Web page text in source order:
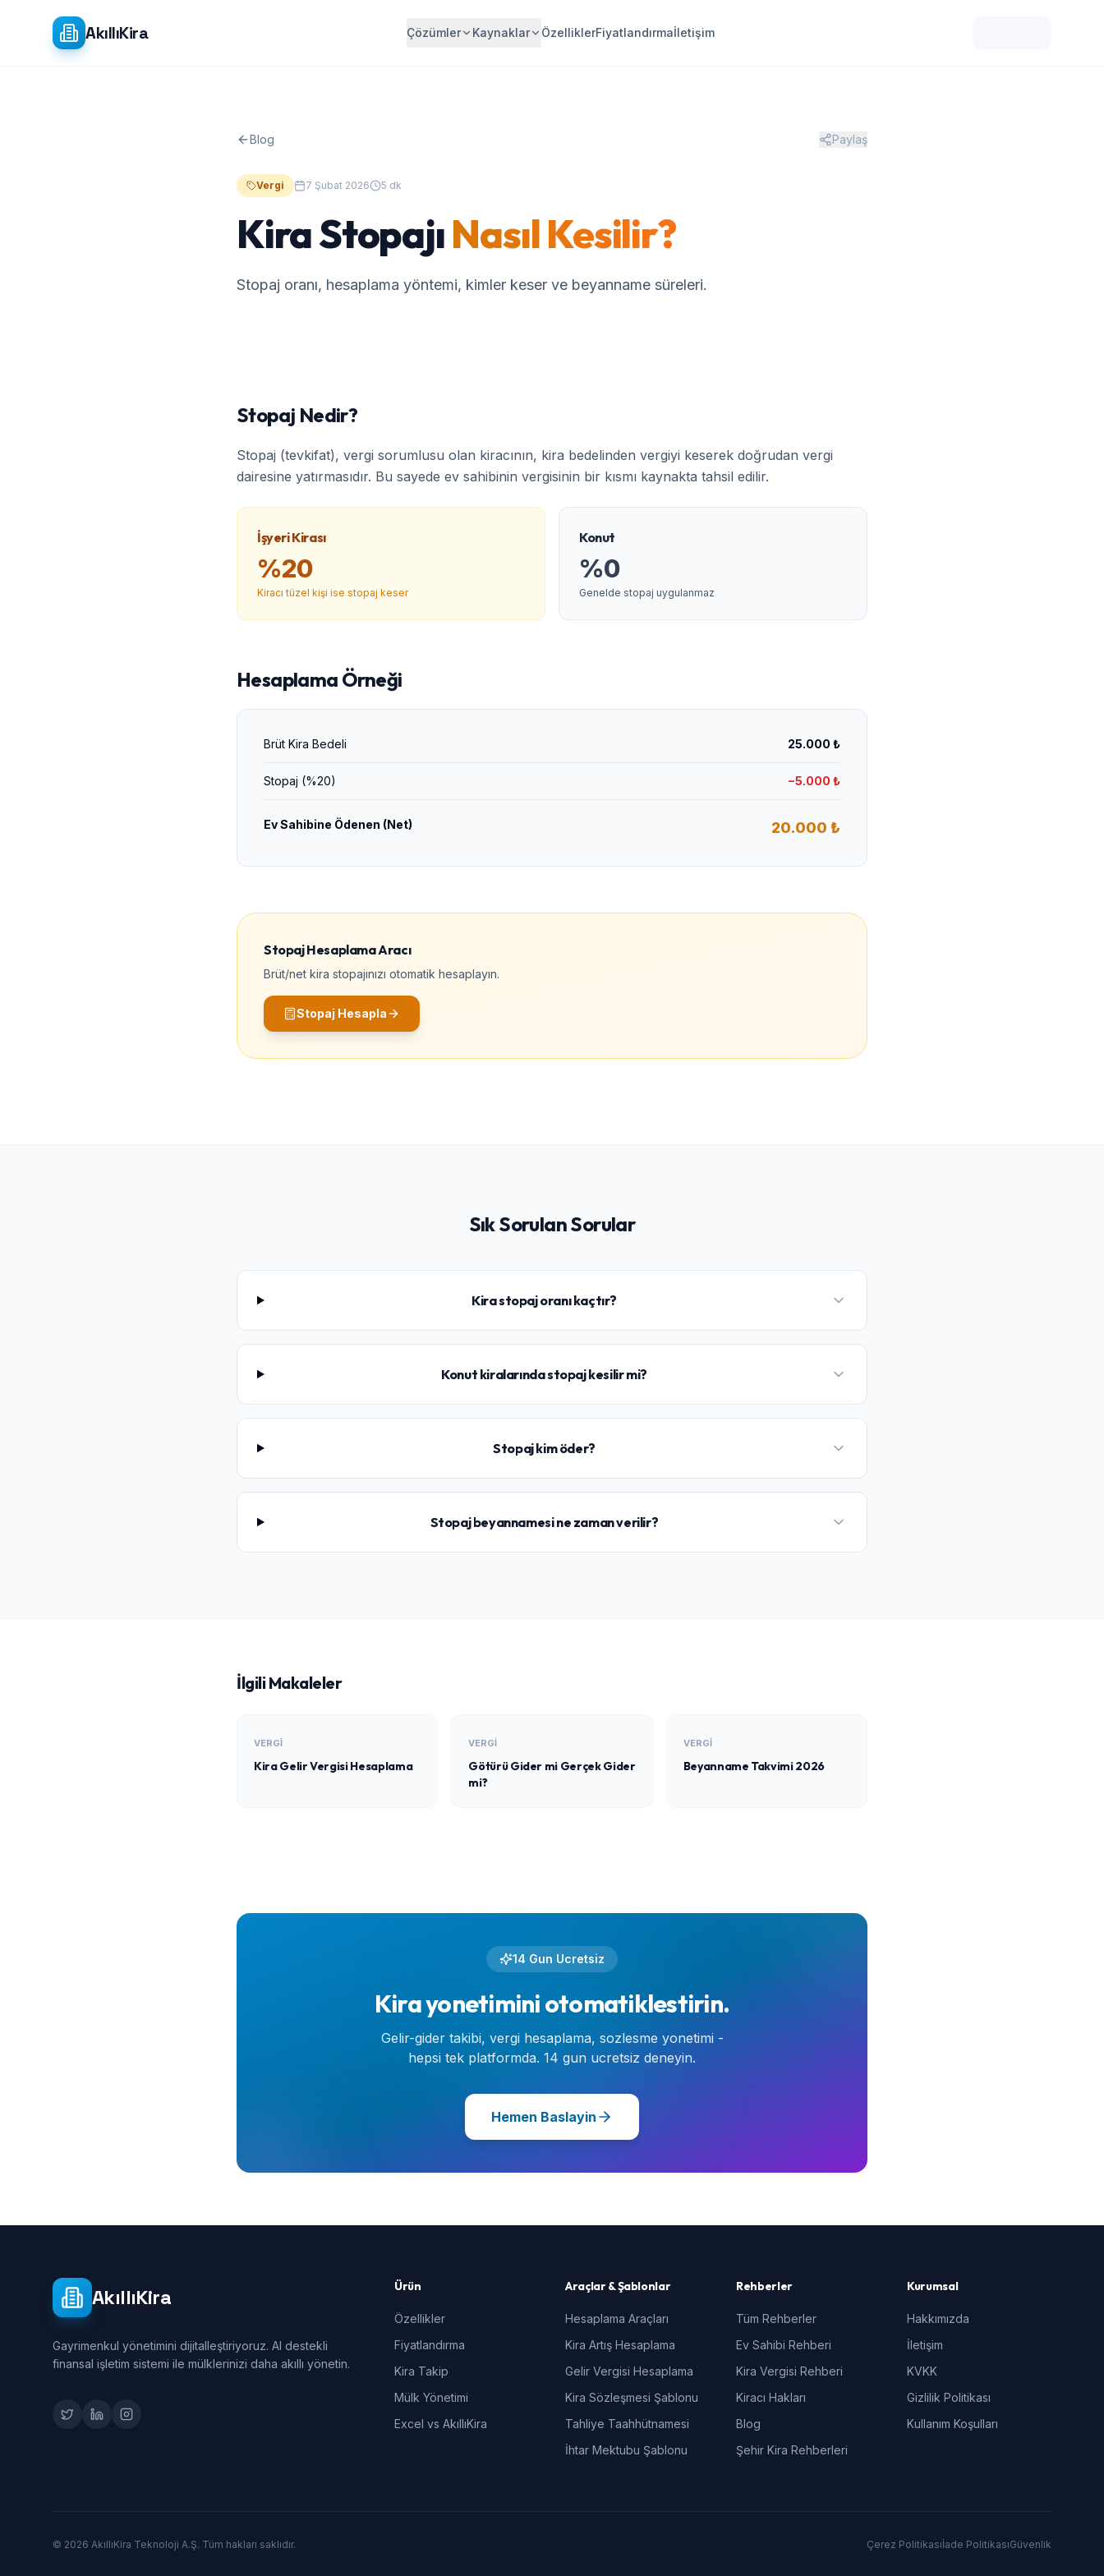
AkıllıKira Çözümler Kaynaklar ÖzelliklerFiyatlandırmaİletişim
Blog Paylaş
Vergi 7 Şubat 2026 5 dk
Kira StopajıNasıl Kesilir?
Stopaj oranı, hesaplama yöntemi, kimler keser ve beyanname süreleri.
Stopaj Nedir?
Stopaj (tevkifat), vergi sorumlusu olan kiracının, kira bedelinden vergiyi keserek doğrudan vergi
dairesine yatırmasıdır. Bu sayede ev sahibinin vergisinin bir kısmı kaynakta tahsil edilir.
İşyeri Kirası
%20
Kiracı tüzel kişi ise stopaj keser
Konut
%0
Genelde stopaj uygulanmaz
Hesaplama Örneği
Brüt Kira Bedeli 25.000 ₺
Stopaj (%20) −5.000 ₺
Ev Sahibine Ödenen (Net) 20.000 ₺
Stopaj Hesaplama Aracı
Brüt/net kira stopajınızı otomatik hesaplayın.
Stopaj Hesapla
Sık Sorulan Sorular
Kira stopaj oranı kaçtır?
Konut kiralarında stopaj kesilir mi?
Stopaj kim öder?
Stopaj beyannamesi ne zaman verilir?
İlgili Makaleler
VERGI
Kira Gelir Vergisi Hesaplama
VERGI
Götürü Gider mi Gerçek Gider
mi?
VERGI
Beyanname Takvimi 2026
14 Gun Ucretsiz
Kira yonetimini otomatiklestirin.
Gelir-gider takibi, vergi hesaplama, sozlesme yonetimi -
hepsi tek platformda. 14 gun ucretsiz deneyin.
Hemen Baslayin
AkıllıKira
Gayrimenkul yönetimini dijitalleştiriyoruz. AI destekli
finansal işletim sistemi ile mülklerinizi daha akıllı yönetin.
Ürün
Özellikler
Fiyatlandırma
Kira Takip
Mülk Yönetimi
Excel vs AkıllıKira
Araçlar & Şablonlar
Hesaplama Araçları
Kira Artış Hesaplama
Gelir Vergisi Hesaplama
Kira Sözleşmesi Şablonu
Tahliye Taahhütnamesi
İhtar Mektubu Şablonu
Rehberler
Tüm Rehberler
Ev Sahibi Rehberi
Kira Vergisi Rehberi
Kiracı Hakları
Blog
Şehir Kira Rehberleri
Kurumsal
Hakkımızda
İletişim
KVKK
Gizlilik Politikası
Kullanım Koşulları
© 2026 AkıllıKira Teknoloji A.Ş. Tüm hakları saklıdır. Çerez Politikasıİade PolitikasıGüvenlik